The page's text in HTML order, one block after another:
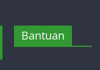
Bantuan